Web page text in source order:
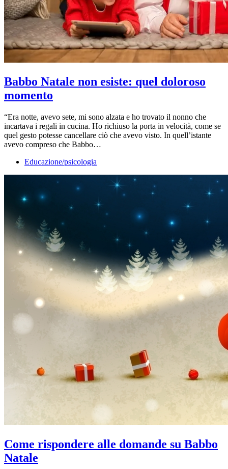
Babbo Natale non esiste: quel doloroso
momento
“Era notte, avevo sete, mi sono alzata e ho trovato il nonno che
incartava i regali in cucina. Ho richiuso la porta in velocità, come se
quel gesto potesse cancellare ciò che avevo visto. In quell’istante
avevo compreso che Babbo…
Educazione/psicologia
Come rispondere alle domande su Babbo
Natale